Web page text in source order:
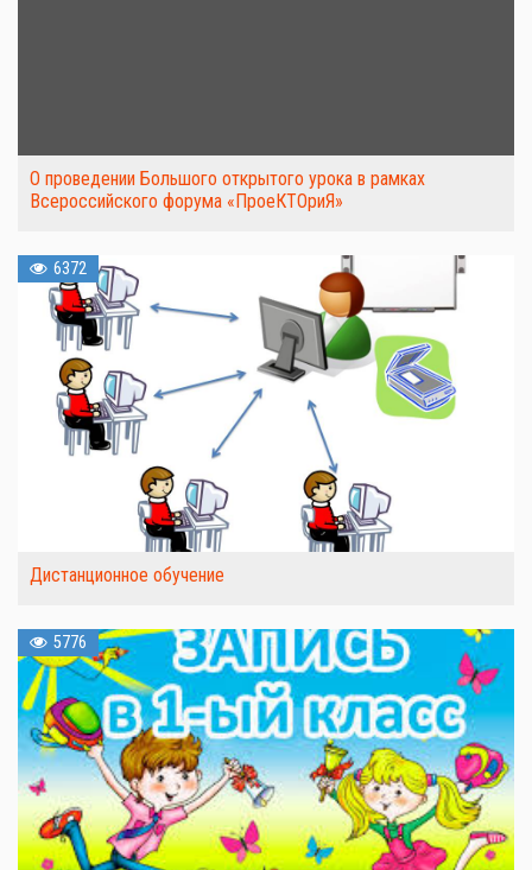
О проведении Большого открытого урока в рамках
Всероссийского форума «ПроеКТОриЯ»
6372
Дистанционное обучение
5776